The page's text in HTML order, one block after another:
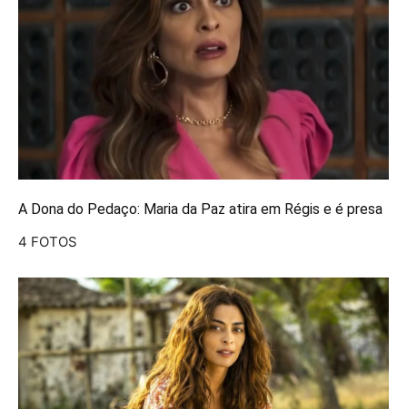
A Dona do Pedaço: Maria da Paz atira em Régis e é presa
4 FOTOS